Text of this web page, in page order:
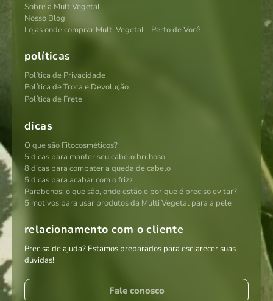
Sobre a MultiVegetal
Nosso Blog
Lojas onde comprar Multi Vegetal - Perto de Você
políticas
Política de Privacidade
Política de Troca e Devolução
Política de Frete
dicas
O que são Fitocosméticos?
5 dicas para manter seu cabelo brilhoso
8 dicas para combater a queda de cabelo
5 dicas para acabar com o frizz
Parabenos: o que são, onde estão e por que é preciso evitar?
5 motivos para usar produtos da Multi Vegetal para a pele
relacionamento com o cliente
Precisa de ajuda? Estamos preparados para esclarecer suas
dúvidas!
Fale conosco